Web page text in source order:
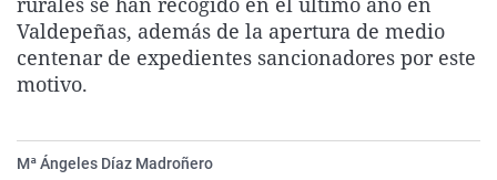
La rosa de los vientos
Gente viajera
Caso
Retornados
Extremadura
Galicia
Virales
Televisión
Valdepeñas, además de la apertura de medio
centenar de expedientes sancionadores por este
motivo.
Mª Ángeles Díaz Madroñero